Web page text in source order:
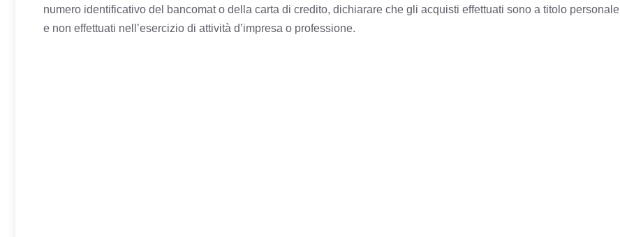
numero identificativo del bancomat o della carta di credito, dichiarare che gli acquisti effettuati sono a titolo personale
e non effettuati nell’esercizio di attività d’impresa o professione.